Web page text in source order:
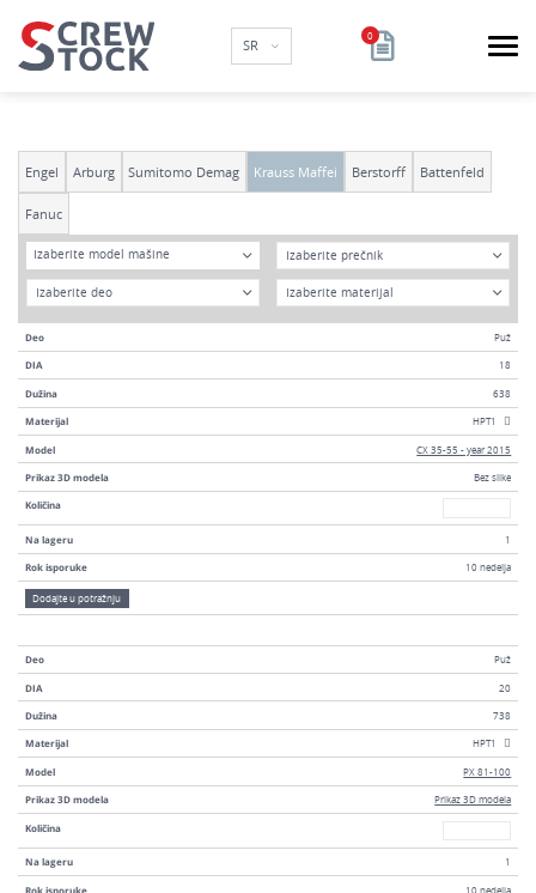
SR
Engel Arburg Sumitomo Demag Krauss Maffei Berstorff Battenfeld
Fanuc
Model
Izaberite model mašine
DIA
Godina
Materijal
Deo Puž
DIA 18
Dužina 638
Materijal HPT1
Model CX 35-55 - year 2015
Prikaz 3D modela Bez slike
Količina
Na lageru 1
Rok isporuke 10 nedelja
Dodajte u potražnju
Deo Puž
DIA 20
Dužina 738
Materijal HPT1
Model PX 81-100
Prikaz 3D modela Prikaz 3D modela
Količina
Na lageru 1
Rok isporuke 10 nedelja